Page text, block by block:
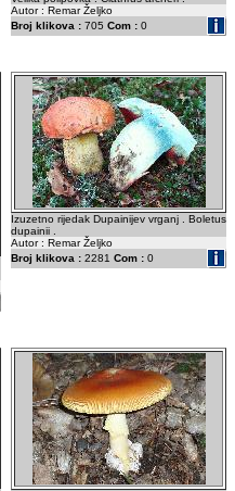
Autor : Remar Željko
Broj klikova : 705 Com : 0
Izuzetno rijedak Dupainijev vrganj . Boletus
dupainii .
Autor : Remar Željko
Broj klikova : 2281 Com : 0